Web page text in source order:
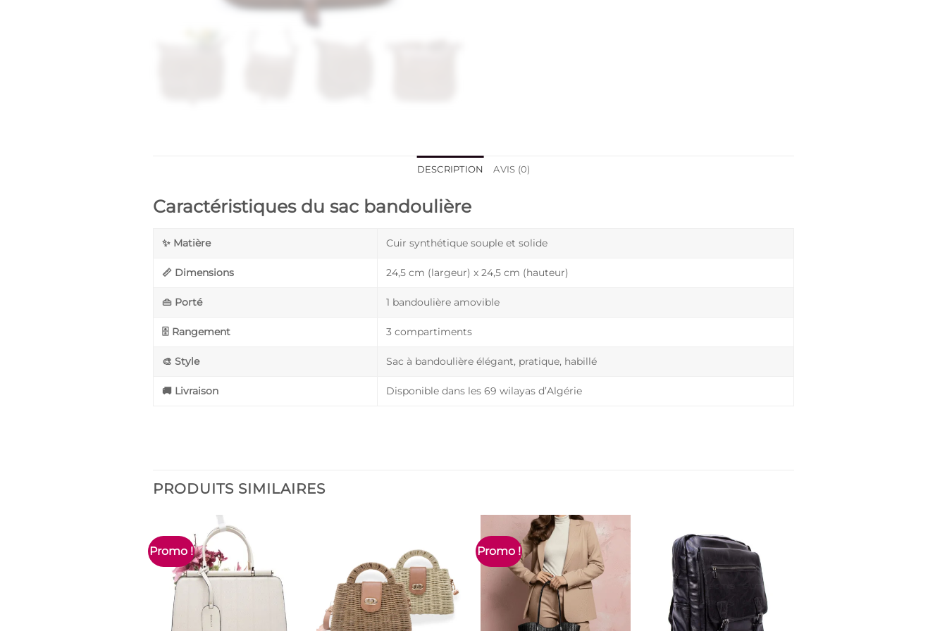
DESCRIPTION AVIS (0)
Caractéristiques du sac bandoulière
✨ Matière Cuir synthétique souple et solide
📏 Dimensions 24,5 cm (largeur) x 24,5 cm (hauteur)
👜 Porté 1 bandoulière amovible
🗄️ Rangement 3 compartiments
🎨 Style Sac à bandoulière élégant, pratique, habillé
🚚 Livraison Disponible dans les 69 wilayas d’Algérie
PRODUITS SIMILAIRES
Promo ! Promo !